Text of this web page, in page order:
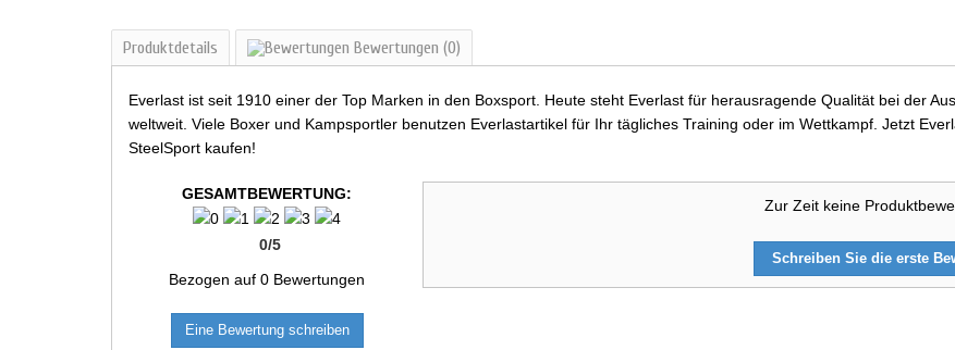
Produktdetails Bewertungen (0)
Everlast ist seit 1910 einer der Top Marken in den Boxsport. Heute steht Everlast für herausragende Qualität bei der
weltweit. Viele Boxer und Kampsportler benutzen Everlastartikel für Ihr tägliches Training oder im Wettkampf. Jetzt
SteelSport kaufen!
GESAMTBEWERTUNG:
0/5
Bezogen auf0 Bewertungen
Eine Bewertung schreiben
Zur Zeit keine
Schreiben Sie die erste